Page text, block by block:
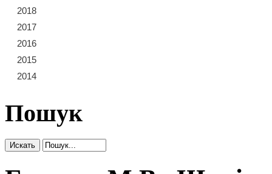
2018
2017
2016
2015
2014
Пошук